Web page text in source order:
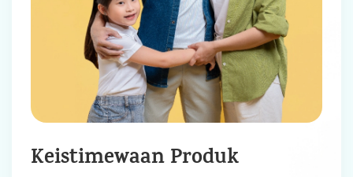
Keistimewaan Produk